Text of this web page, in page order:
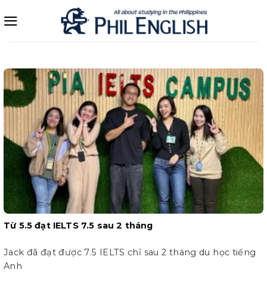
qua
Từ 5.5 đạt IELTS 7.5 sau 2 tháng
Jack đã đạt được 7.5 IELTS chỉ sau 2 tháng du học tiếng
Anh